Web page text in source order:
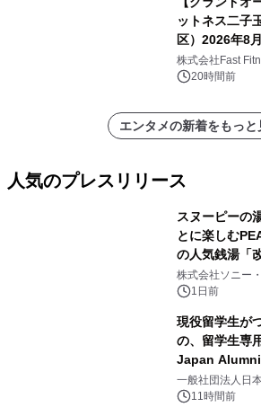
ットネス二子
区）2026年8
中無休のフィ
株式会社Fast
20時間前
エンタメの新着をもっと
人気のプレスリリース
スヌーピーの
とに楽しむ
の人気銭湯「
ラボレーショ
ボグッズも発
株式会社ソニー
1日前
現役留学生が
の、留学生専
Japan
をリリース
一般社団法人日
11時間前